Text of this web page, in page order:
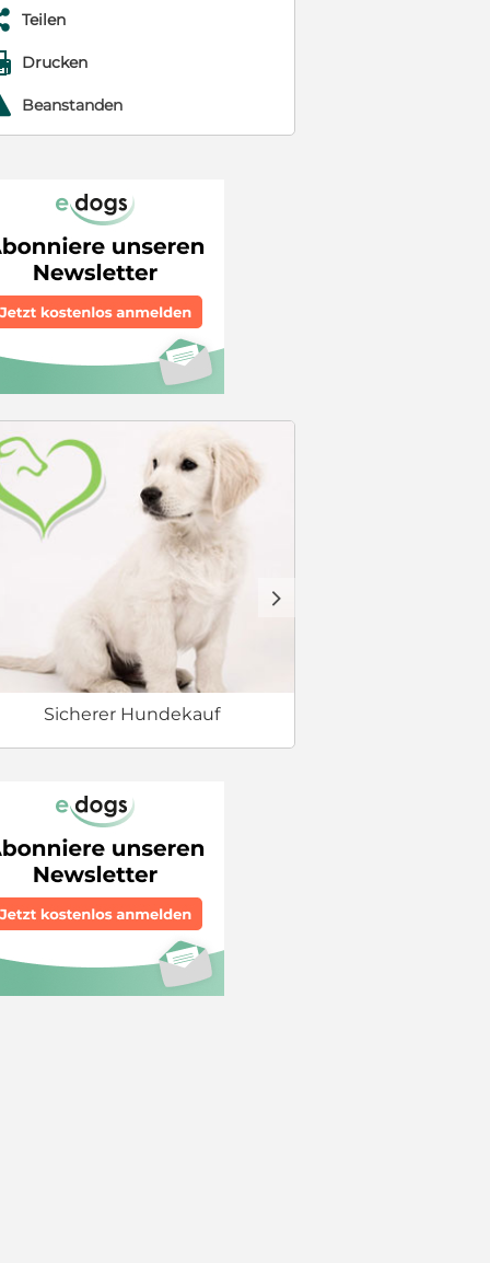
Teilen
Drucken
Beanstanden
Sicherer Hundekauf
d